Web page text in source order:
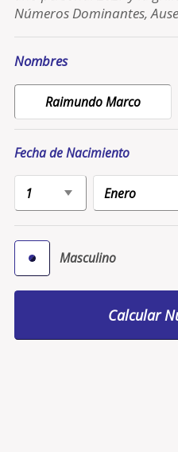
Números Dominantes,
Nombres
Fecha de Nacimiento
Masculino